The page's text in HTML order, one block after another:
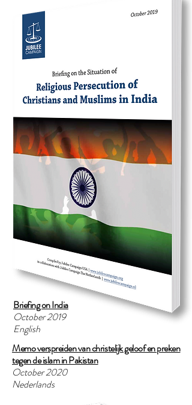
Briefing on India
October 2019
English
Memo verspreiden van christelijk geloof en preken
tegen de islam in Pakistan
October 2020
Nederlands